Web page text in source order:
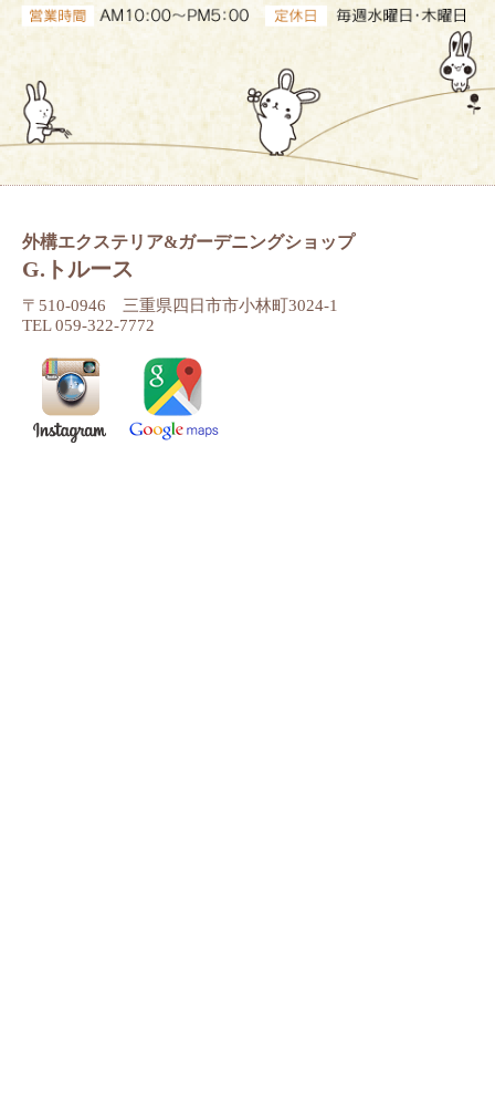
外構エクステリア&ガーデニングショップ
G.トルース
〒510-0946 三重県四日市市小林町3024-1
TEL 059-322-7772